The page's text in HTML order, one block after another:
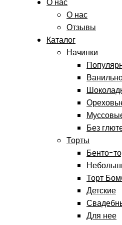
О нас
О нас
Отзывы
Каталог
Начинки
Без
Торты
Бенто-
Торт
Детские
Для нее